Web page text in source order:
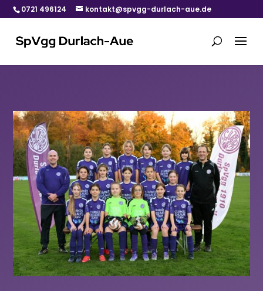
0721 496124 kontakt@spvgg-durlach-aue.de